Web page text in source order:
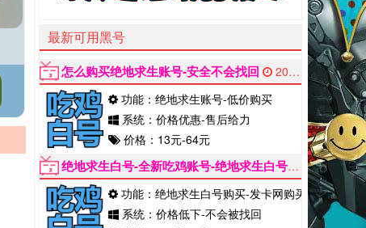
最新可用黑号
怎么购买绝地求生账号-安全不会找回
2022-06-12
功能：绝地求生账号-低价购买
系统：价格优惠-售后给力
价格：13元-64元
绝地求生白号-全新吃鸡账号-绝地求生白号发卡网
功能：绝地求生白号购买-发卡网购买
系统：价格低下-不会被找回